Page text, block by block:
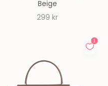
Beige
REA-pris
299 kr